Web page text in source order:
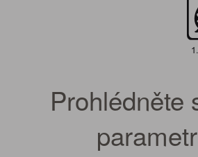
Prohlédněte